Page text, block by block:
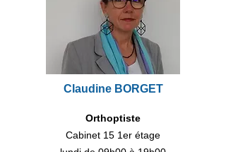
Claudine BORGET
Orthoptiste
Cabinet 15 1er étage